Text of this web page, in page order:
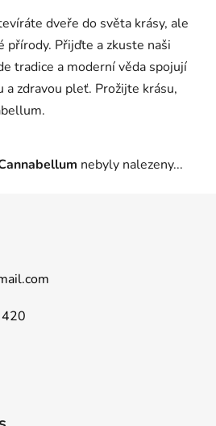
dveře do světa krásy, ale
přírody. Přijďte a zkuste naši
tradice a moderní věda spojují
a zdravou pleť. Prožijte krásu,
nebyly nalezeny...